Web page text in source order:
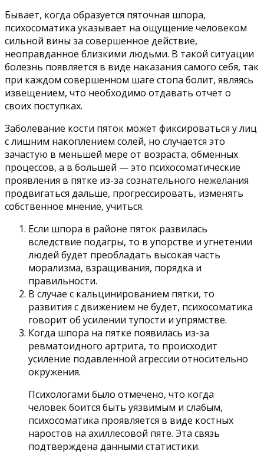
Бывает, когда образуется пяточная шпора,
психосоматика указывает на ощущение человеком
сильной вины за совершенное действие,
неоправданное близкими людьми. В такой ситуации
болезнь появляется в виде наказания самого себя, так
при каждом совершенном шаге стопа болит, являясь
извещением, что необходимо отдавать отчет о
своих поступках.
Заболевание кости пяток может фиксироваться у лиц
с лишним накоплением солей, но случается это
зачастую в меньшей мере от возраста, обменных
процессов, а в большей — это психосоматические
проявления в пятке из-за сознательного нежелания
продвигаться дальше, прогрессировать, изменять
собственное мнение, учиться.
Если шпора в районе пяток развилась
вследствие подагры, то в упорстве и угнетении
людей будет преобладать высокая часть
морализма, взращивания, порядка и
правильности.
В случае с кальцинированием пятки, то
развития с движением не будет, психосоматика
говорит об усилении тупости и упрямстве.
Когда шпора на пятке появилась из-за
ревматоидного артрита, то происходит
усиление подавленной агрессии относительно
окружения.
Психологами было отмечено, что когда
человек боится быть уязвимым и слабым,
психосоматика проявляется в виде костных
наростов на ахиллесовой пяте. Эта связь
подтверждена данными статистики.